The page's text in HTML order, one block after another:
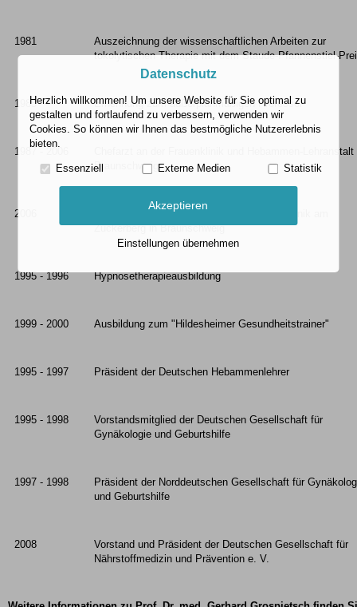
1981
Auszeichnung der wissenschaftlichen Arbeiten zur
tokolytischen Therapie mit dem Staude-Pfannenstiel-
1985 Ernennung zum außerplanmäßigen Professor
1987 - 2006
Chefarzt an der Frauenklinik und Hebammen-Lehranstalt
Braunschweig
2006
Tätigkeit als niedergelassener Arzt in der Klinik am
Zuckerberg in Braunschweig
1995 - 1996 Hypnosetherapieausbildung
1999 - 2000 Ausbildung zum "Hildesheimer Gesundheitstrainer"
1995 - 1997 Präsident der Deutschen Hebammenlehrer
1995 - 1998
Vorstandsmitglied der Deutschen Gesellschaft für
Gynäkologie und Geburtshilfe
1997 - 1998
Präsident der Norddeutschen Gesellschaft für
und Geburtshilfe
2008
Vorstand und Präsident der Deutschen Gesellschaft für
Nährstoffmedizin und Prävention e. V.
Datenschutz
Herzlich willkommen! Um unsere Website für Sie optimal zu
gestalten und fortlaufend zu verbessern, verwenden wir
Cookies. So können wir Ihnen das bestmögliche Nutzererlebnis
bieten.
Essenziell Externe Medien Statistik
Akzeptieren
Einstellungen übernehmen